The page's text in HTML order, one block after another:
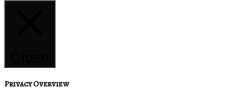
Privacy Overview